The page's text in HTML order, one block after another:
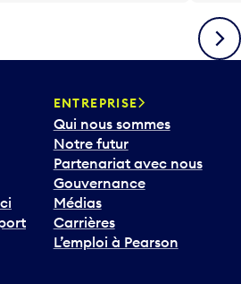
ENTREPRISE
Qui nous sommes
Notre futur
Partenariat avec nous
Gouvernance
Médias
Carrières
L’emploi à Pearson